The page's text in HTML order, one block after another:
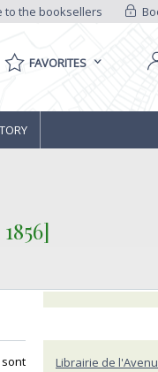
to the booksellers
FAVORITES
Librairie de